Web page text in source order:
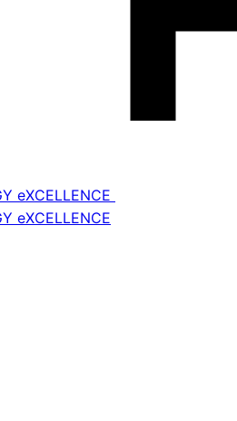
eXCELLENCE
eXCELLENCE